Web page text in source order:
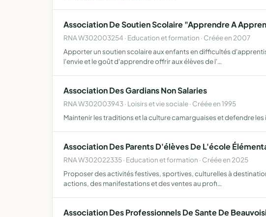
Association De Soutien Scolaire "Apprendre A
RNA W302003254 · Education et formation · Créée en 2007
Apporter un soutien scolaire aux enfants en difficultés
l'envie et le goût d'apprendre offrir aux élèves de l'…
Association Des Gardians Non Salaries
RNA W302003943 · Loisirs et vie sociale · Créée en 1995
Maintenir les traditions et la culture camarguaises et defendre
Association Des Parents D'élèves De L'école
RNA W302022335 · Education et formation · Créée en 2025
Proposer des activités festives, sportives, culturelles à
actions, des manifestations et des ventes au profi…
Association Des Professionnels De Sante De